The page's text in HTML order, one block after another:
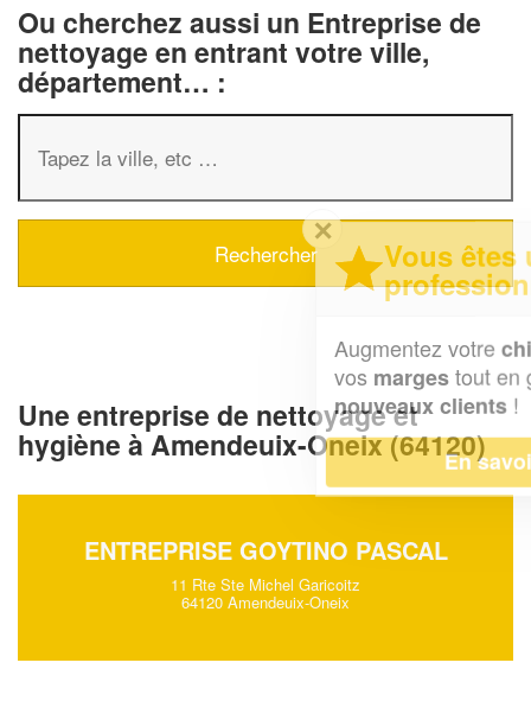
Ou cherchez aussi un Entreprise de
nettoyage en entrant votre ville,
département… :
Une entreprise de nettoyage et
hygiène à Amendeuix-Oneix (64120)
ENTREPRISE GOYTINO PASCAL
11 Rte Ste Michel Garicoitz
64120 Amendeuix-Oneix
✕
Vous êtes un
professionnel ?
chiffre d'affaireset
tout en gagnant de
nouveaux clients!
En savoir plus